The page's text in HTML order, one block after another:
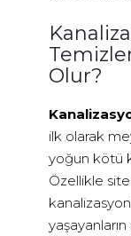
Olur?
ilk olarak
yoğun kötü
Özellikle